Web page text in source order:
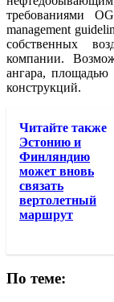
требованиями
management
собственных
компании.
ангара, площадью
конструкций.
Читайте также
Эстонию и
Финляндию
может вновь
связать
вертолетный
маршрут
По теме: